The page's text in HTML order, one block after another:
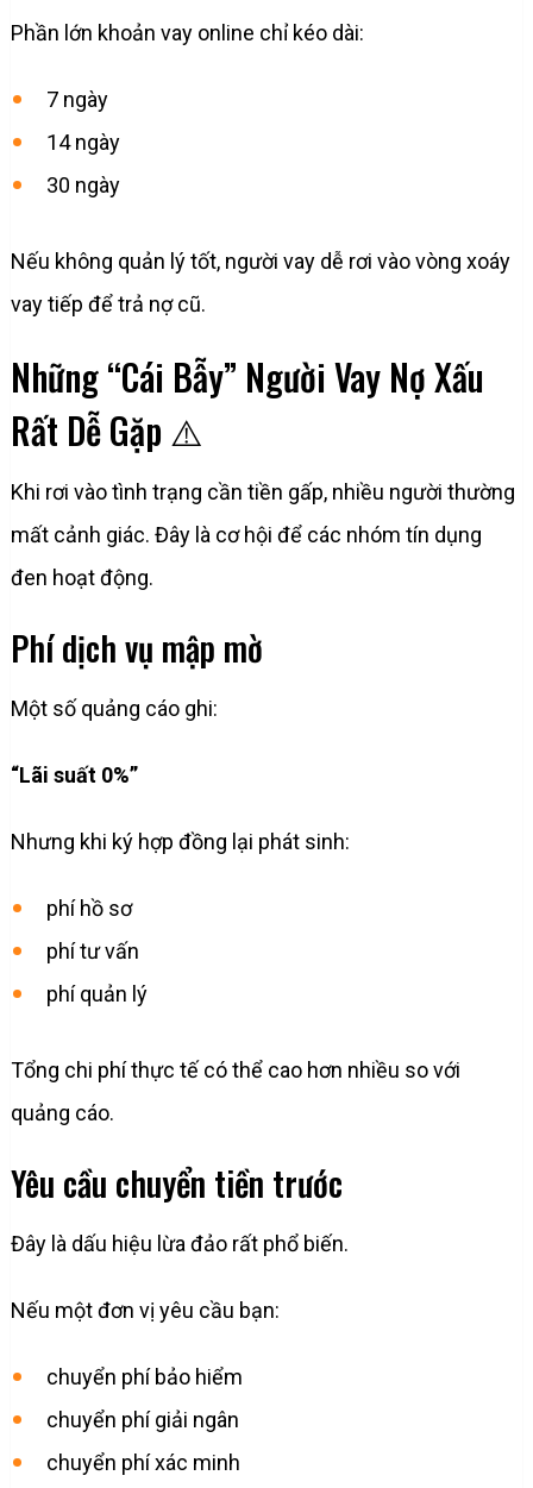
Phần lớn khoản vay online chỉ kéo dài:
7 ngày
14 ngày
30 ngày
Nếu không quản lý tốt, người vay dễ rơi vào vòng xoáy
vay tiếp để trả nợ cũ.
Những “Cái Bẫy” Người Vay Nợ Xấu
Rất Dễ Gặp ⚠️
Khi rơi vào tình trạng cần tiền gấp, nhiều người thường
mất cảnh giác. Đây là cơ hội để các nhóm tín dụng
đen hoạt động.
Phí dịch vụ mập mờ
Một số quảng cáo ghi:
“Lãi suất 0%”
Nhưng khi ký hợp đồng lại phát sinh:
phí hồ sơ
phí tư vấn
phí quản lý
Tổng chi phí thực tế có thể cao hơn nhiều so với
quảng cáo.
Yêu cầu chuyển tiền trước
Đây là dấu hiệu lừa đảo rất phổ biến.
Nếu một đơn vị yêu cầu bạn:
chuyển phí bảo hiểm
chuyển phí giải ngân
chuyển phí xác minh